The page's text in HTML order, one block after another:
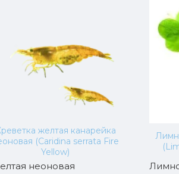
желтая канарейка
(Caridina serrata Fire
Yellow)
неоновая